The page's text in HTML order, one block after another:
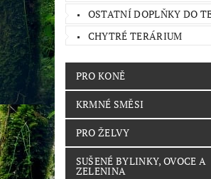
OSTATNÍ DOPLŇKY DO
CHYTRÉ TERÁRIUM
PRO KONĚ
KRMNÉ SMĚSI
PRO ŽELVY
SUŠENÉ BYLINKY, OVOCE A
ZELENINA